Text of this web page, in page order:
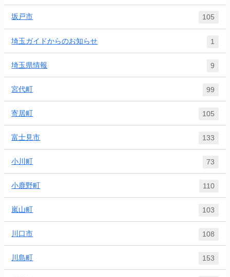
坂戸市 105
埼玉ガイドからのお知らせ 1
埼玉県情報 9
宮代町 99
寄居町 105
富士見市 133
小川町 73
小鹿野町 110
嵐山町 103
川口市 108
川島町 153